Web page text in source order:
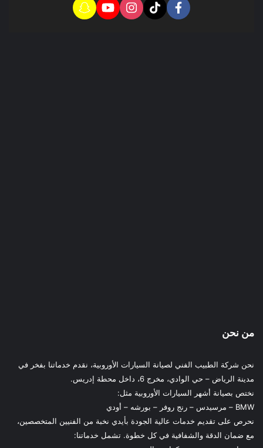
من نحن
نحن شركة الطبيب الفني لصيانة السيارات الأوروبية، نقدم خدماتنا بفخر في
مدينة الرياض – حي الوادي، مخرج 6، داخل محطة إدريس.
نختص بصيانة أشهر السيارات الأوروبية مثل:
BMW – مرسيدس – رنج روفر – بورشه – أودي
نحرص على تقديم خدمات عالية الجودة بأيدي نخبة من الفنيين المتخصصين،
مع ضمان الدقة والشفافية في كل خطوة. تشمل خدماتنا: